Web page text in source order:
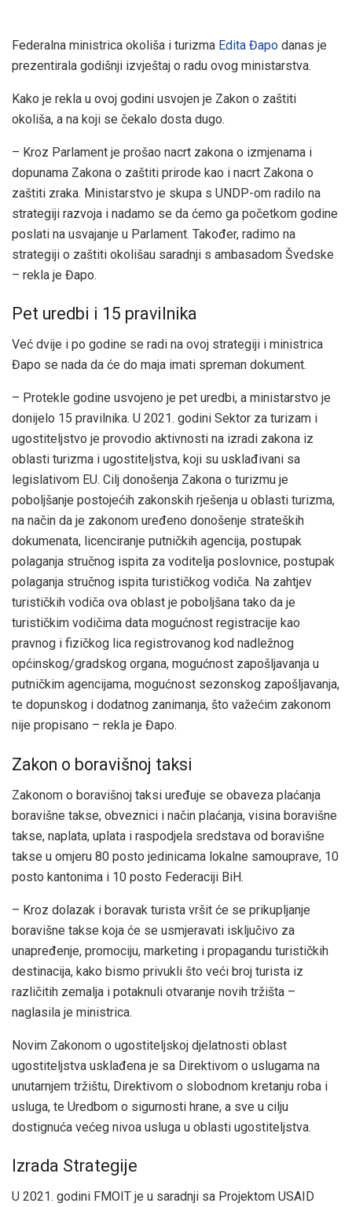
Federalna ministrica okoliša i turizma Edita Đapo danas je
prezentirala godišnji izvještaj o radu ovog ministarstva.
Kako je rekla u ovoj godini usvojen je Zakon o zaštiti
okoliša, a na koji se čekalo dosta dugo.
– Kroz Parlament je prošao nacrt zakona o izmjenama i
dopunama Zakona o zaštiti prirode kao i nacrt Zakona o
zaštiti zraka. Ministarstvo je skupa s UNDP-om radilo na
strategiji razvoja i nadamo se da ćemo ga početkom godine
poslati na usvajanje u Parlament. Također, radimo na
strategiji o zaštiti okolišau saradnji s ambasadom Švedske
– rekla je Đapo.
Pet uredbi i 15 pravilnika
Već dvije i po godine se radi na ovoj strategiji i ministrica
Đapo se nada da će do maja imati spreman dokument.
– Protekle godine usvojeno je pet uredbi, a ministarstvo je
donijelo 15 pravilnika. U 2021. godini Sektor za turizam i
ugostiteljstvo je provodio aktivnosti na izradi zakona iz
oblasti turizma i ugostiteljstva, koji su usklađivani sa
legislativom EU. Cilj donošenja Zakona o turizmu je
poboljšanje postojećih zakonskih rješenja u oblasti turizma,
na način da je zakonom uređeno donošenje strateških
dokumenata, licenciranje putničkih agencija, postupak
polaganja stručnog ispita za voditelja poslovnice, postupak
polaganja stručnog ispita turističkog vodiča. Na zahtjev
turističkih vodiča ova oblast je poboljšana tako da je
turističkim vodičima data mogućnost registracije kao
pravnog i fizičkog lica registrovanog kod nadležnog
općinskog/gradskog organa, mogućnost zapošljavanja u
putničkim agencijama, mogućnost sezonskog zapošljavanja,
te dopunskog i dodatnog zanimanja, što važećim zakonom
nije propisano – rekla je Đapo.
Zakon o boravišnoj taksi
Zakonom o boravišnoj taksi uređuje se obaveza plaćanja
boravišne takse, obveznici i način plaćanja, visina boravišne
takse, naplata, uplata i raspodjela sredstava od boravišne
takse u omjeru 80 posto jedinicama lokalne samouprave, 10
posto kantonima i 10 posto Federaciji BiH.
– Kroz dolazak i boravak turista vršit će se prikupljanje
boravišne takse koja će se usmjeravati isključivo za
unapređenje, promociju, marketing i propagandu turističkih
destinacija, kako bismo privukli što veći broj turista iz
različitih zemalja i potaknuli otvaranje novih tržišta –
naglasila je ministrica.
Novim Zakonom o ugostiteljskoj djelatnosti oblast
ugostiteljstva usklađena je sa Direktivom o uslugama na
unutarnjem tržištu, Direktivom o slobodnom kretanju roba i
usluga, te Uredbom o sigurnosti hrane, a sve u cilju
dostignuća većeg nivoa usluga u oblasti ugostiteljstva.
Izrada Strategije
U 2021. godini FMOIT je u saradnji sa Projektom USAID